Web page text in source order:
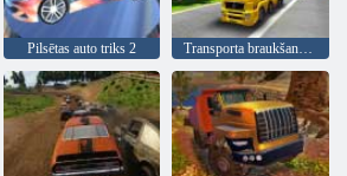
Pilsētas auto triks 2